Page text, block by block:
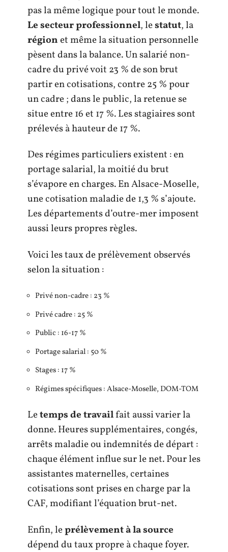
pas la même logique pour tout le monde.
Le secteur professionnel, lestatut, la
régionet même la situation personnelle
pèsent dans la balance. Un salarié non-
cadre du privé voit 23 % de son brut
partir en cotisations, contre 25 % pour
un cadre ; dans le public, la retenue se
situe entre 16 et 17 %. Les stagiaires sont
prélevés à hauteur de 17 %.
Des régimes particuliers existent : en
portage salarial, la moitié du brut
s’évapore en charges. En Alsace-Moselle,
une cotisation maladie de 1,3 % s’ajoute.
Les départements d’outre-mer imposent
aussi leurs propres règles.
Voici les taux de prélèvement observés
selon la situation :
Privé non-cadre : 23 %
Privé cadre : 25 %
Public : 16-17 %
Portage salarial : 50 %
Stages : 17 %
Régimes spécifiques : Alsace-Moselle, DOM-TOM
Letemps de travailfait aussi varier la
donne. Heures supplémentaires, congés,
arrêts maladie ou indemnités de départ :
chaque élément influe sur le net. Pour les
assistantes maternelles, certaines
cotisations sont prises en charge par la
CAF, modifiant l’équation brut-net.
Enfin, leprélèvement à la source
dépend du taux propre à chaque foyer.